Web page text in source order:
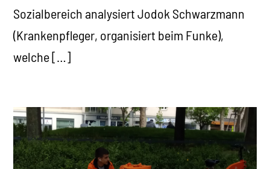
Sozialbereich analysiert Jodok Schwarzmann
(Krankenpfleger, organisiert beim Funke),
welche […]